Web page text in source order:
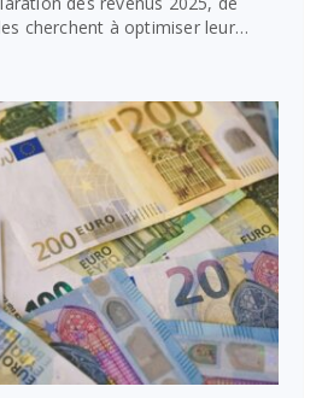
cherchent à optimiser leur…